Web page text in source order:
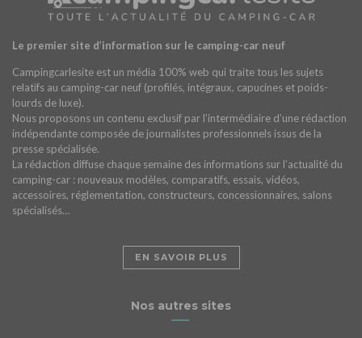
Le premier site d’information sur le camping-car neuf
Campingcarlesite est un média 100% web qui traite tous les sujets
relatifs au camping-car neuf (profilés, intégraux, capucines et poids-
lourds de luxe).
Nous proposons un contenu exclusif par l’intermédiaire d’une rédaction
indépendante composée de journalistes professionnels issus de la
presse spécialisée.
La rédaction diffuse chaque semaine des informations sur l’actualité du
camping-car : nouveaux modèles, comparatifs, essais, vidéos,
accessoires, réglementation, constructeurs, concessionnaires, salons
spécialisés…
EN SAVOIR PLUS
Nos autres sites